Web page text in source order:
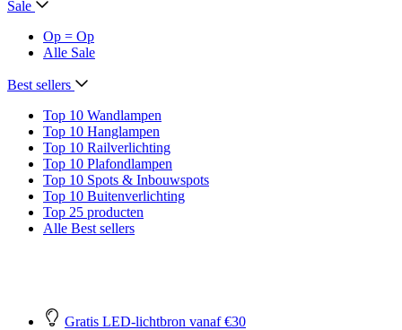
Sale
Op = Op
Alle Sale
Best sellers
Top 10 Wandlampen
Top 10 Hanglampen
Top 10 Railverlichting
Top 10 Plafondlampen
Top 10 Spots & Inbouwspots
Top 10 Buitenverlichting
Top 25 producten
Alle Best sellers
Gratis LED-lichtbron vanaf €30